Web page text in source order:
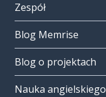
Zespół
Blog Memrise
Blog o projektach
Nauka angielskiego